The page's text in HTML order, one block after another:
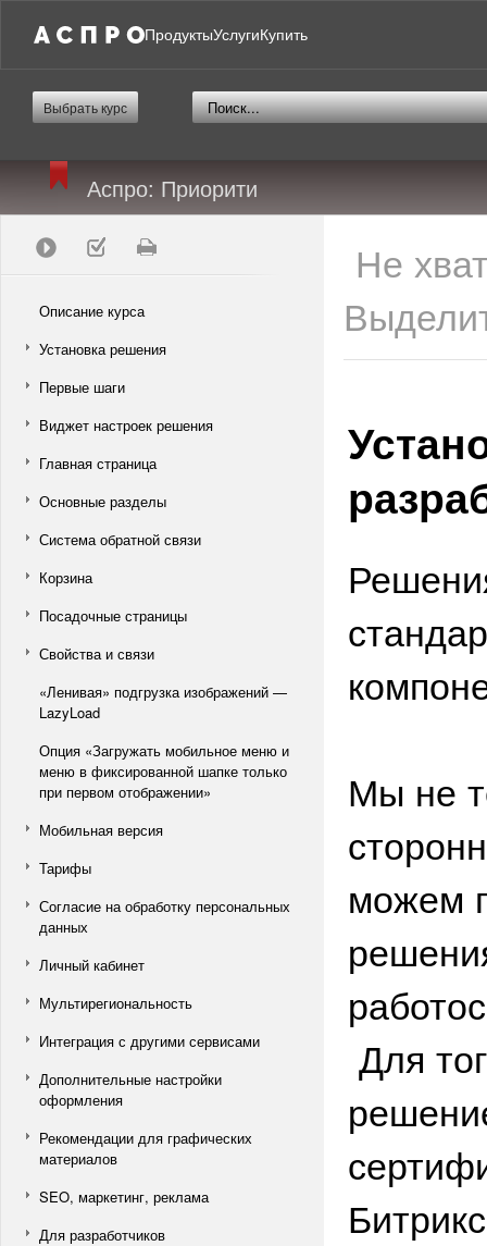
ПродуктыУслугиКупить
Выбрать курс
Аспро: Приорити
Описание курса
Установка решения
Первые шаги
Виджет настроек решения
Главная страница
Основные разделы
Система обратной связи
Корзина
Посадочные страницы
Свойства и связи
«Ленивая» подгрузка изображений —
LazyLoad
Опция «Загружать мобильное меню и
меню в фиксированной шапке только
при первом отображении»
Мобильная версия
Тарифы
Согласие на обработку персональных
данных
Личный кабинет
Мультирегиональность
Интеграция с другими сервисами
Дополнительные настройки
оформления
Рекомендации для графических
материалов
SEO, маркетинг, реклама
Для разработчиков
Не
Мы не
можем
Для